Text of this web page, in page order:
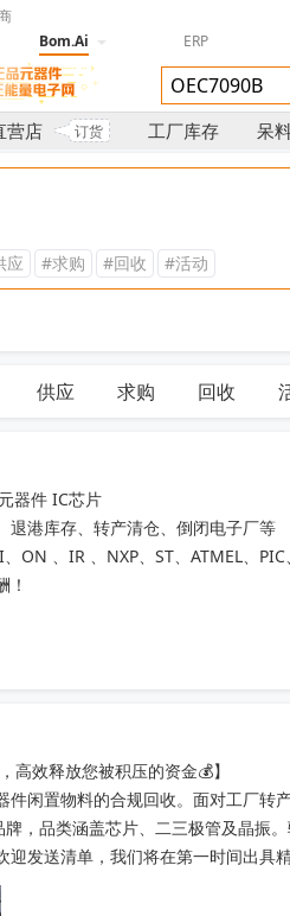
Bom.Ai
ERP
营店 订货 工厂库存 呆
应 #求购 #回收 #活动
供应 求购 回收
器件 IC芯片
退港库存、转产清仓、倒闭电子厂等
ON 、IR 、NXP、ST、ATMEL、
！
件闲置物料的合规回收。面对工厂转
，品类涵盖芯片、二三极管及晶振
迎发送清单，我们将在第一时间出具